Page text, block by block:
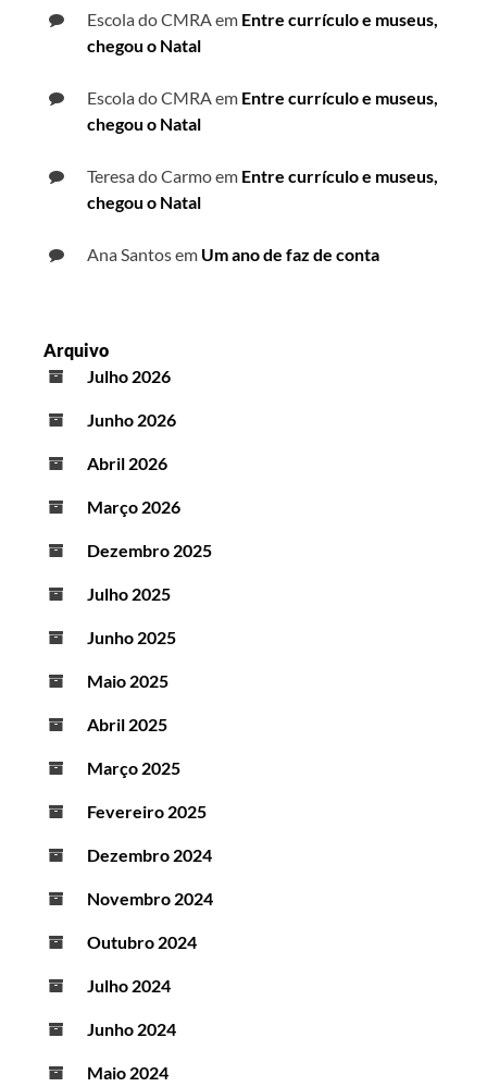
Escola do CMRAem Entre currículo e museus,
chegou o Natal
Escola do CMRAem Entre currículo e museus,
chegou o Natal
Teresa do Carmoem Entre currículo e museus,
chegou o Natal
Ana Santosem Um ano de faz de conta
Arquivo
Julho 2026
Junho 2026
Abril 2026
Março 2026
Dezembro 2025
Julho 2025
Junho 2025
Maio 2025
Abril 2025
Março 2025
Fevereiro 2025
Dezembro 2024
Novembro 2024
Outubro 2024
Julho 2024
Junho 2024
Maio 2024